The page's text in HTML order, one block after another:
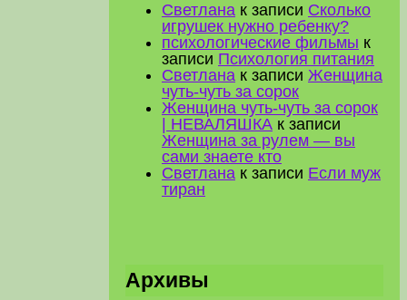
Светлана к записи Сколько
игрушек нужно ребенку?
психологические фильмы к
записи Психология питания
Светлана к записи Женщина
чуть-чуть за сорок
Женщина чуть-чуть за сорок
| НЕВАЛЯШКА к записи
Женщина за рулем — вы
сами знаете кто
Светлана к записи Если муж
тиран
Архивы